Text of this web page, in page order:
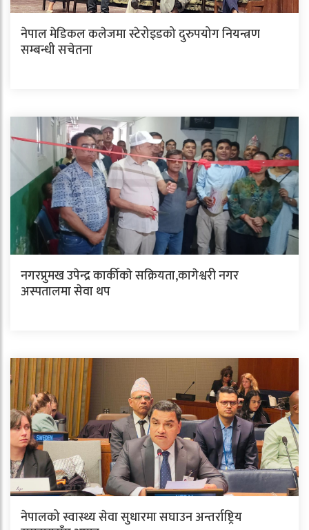
नेपाल मेडिकल कलेजमा स्टेरोइडको दुरुपयोग नियन्त्रण
सम्बन्धी सचेतना
नगरप्रुमख उपेन्द्र कार्कीकाे सक्रियता,कागेश्वरी नगर
अस्पतालमा सेवा थप
नेपालको स्वास्थ्य सेवा सुधारमा सघाउन अन्तर्राष्ट्रिय